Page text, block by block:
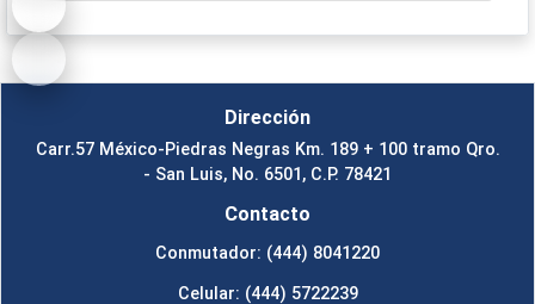
Dirección
Carr.57 México-Piedras Negras Km. 189 + 100 tramo Qro.
- San Luis, No. 6501, C.P. 78421
Contacto
Conmutador: (444) 8041220
Celular: (444) 5722239